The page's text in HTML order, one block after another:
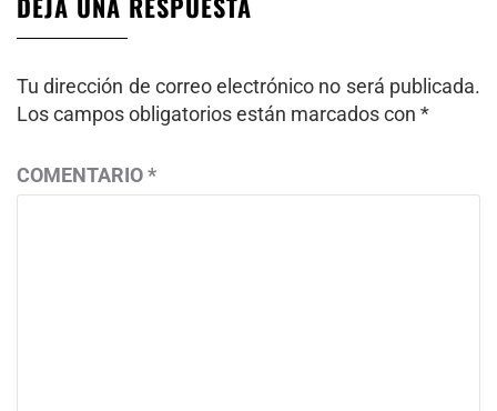
Tu dirección de correo electrónico no será publicada.
Los campos obligatorios están marcados con *
COMENTARIO*